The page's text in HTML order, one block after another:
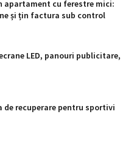
apartament cu ferestre mici:
și țin factura sub control
LED, panouri publicitare,
de recuperare pentru sportivi